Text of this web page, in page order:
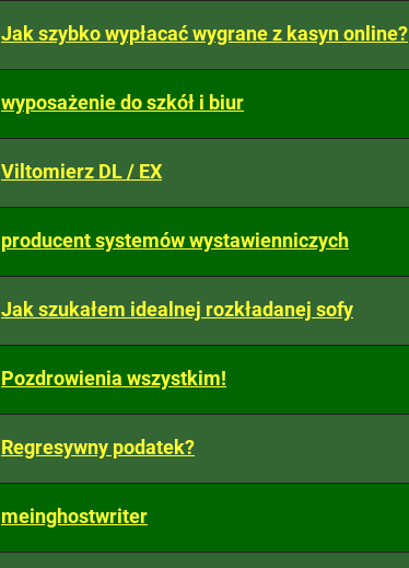
Jak szybko wypłacać wygrane z kasyn online?
wyposażenie do szkół i biur
Viltomierz DL / EX
producent systemów wystawienniczych
Jak szukałem idealnej rozkładanej sofy
Pozdrowienia wszystkim!
Regresywny podatek?
meinghostwriter